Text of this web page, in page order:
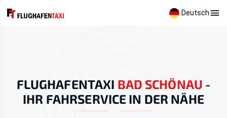
Deutsch
FLUGHAFENTAXI BAD SCHÖNAU -
IHR FAHRSERVICE IN DER NÄHE